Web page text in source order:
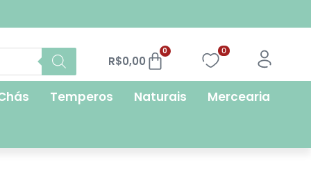
R$0,00
0 0
Temperos Naturais
Mercearia